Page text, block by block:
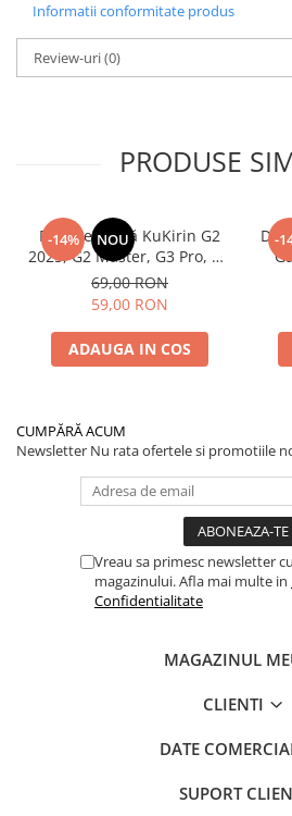
Informatii conformitate produs
Review-uri(0)
PRODUSE
-14% NOU
Plăcuțe Frână KuKirin G2
2025, G2 Master, G3 Pro, G4
– Set 2 Bucăți (Față sau
Spate) Premium
69,00 RON
59,00 RON
ADAUGA IN COS
-
CUMPĂRĂ ACUM
Newsletter Nu rata ofertele si promotiile
Vreau sa primesc newsletter
magazinului. Afla mai multe in
Confidentialitate
MAGAZINUL
CLIENTI
DATE
SUPORT